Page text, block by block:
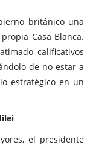
británico una
Casa Blanca.
calificativos
de no estar a
estratégico en un
el presidente